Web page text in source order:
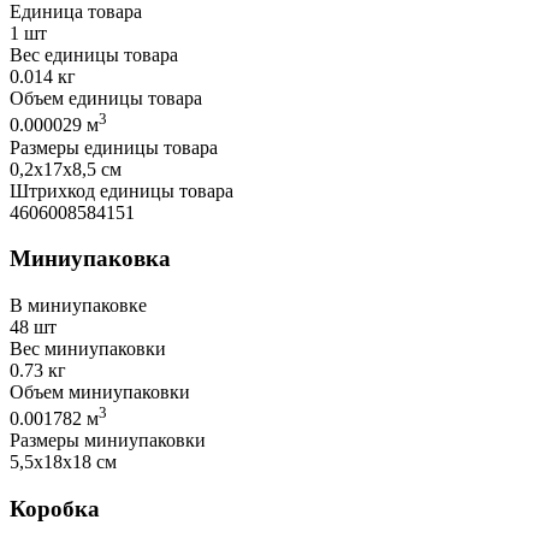
Единица товара
1 шт
Вес единицы товара
0.014 кг
Объем единицы товара
0.000029 м3
Размеры единицы товара
0,2х17х8,5 см
Штрихкод единицы товара
4606008584151
Миниупаковка
В миниупаковке
48 шт
Вес миниупаковки
0.73 кг
Объем миниупаковки
0.001782 м3
Размеры миниупаковки
5,5х18х18 см
Коробка